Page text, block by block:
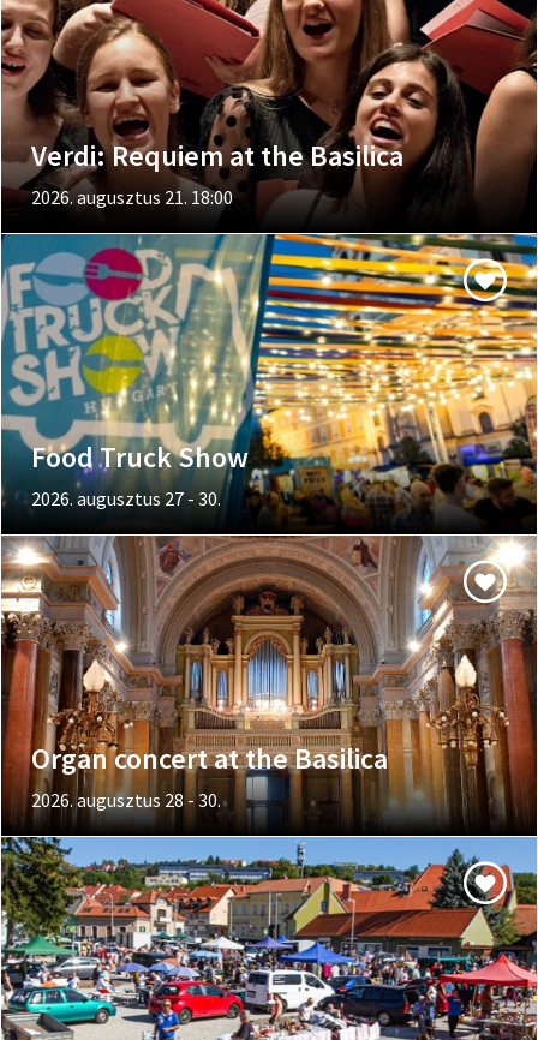
Verdi: Requiem at the Basilica
2026. augusztus 21. 18:00
Food Truck Show
2026. augusztus 27 - 30.
Organ concert at the Basilica
2026. augusztus 28 - 30.